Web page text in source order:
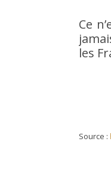
Ce
les
Source :